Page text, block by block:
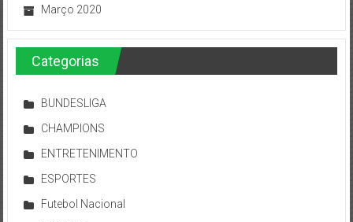
Março 2020
Categorias
BUNDESLIGA
CHAMPIONS
ENTRETENIMENTO
ESPORTES
Futebol Nacional